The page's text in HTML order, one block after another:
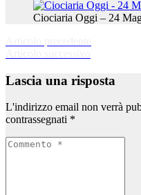
Ciociaria Oggi – 24
Navigazione
articolo
successivo:
Lascia una risposta
L'indirizzo email non verrà
contrassegnati *
Commento